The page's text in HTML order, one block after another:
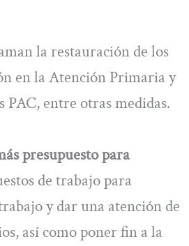
la restauración de los
en la Atención Primaria y
PAC, entre otras medidas.
presupuesto para
de trabajo para
y dar una atención de
así como poner fin a la